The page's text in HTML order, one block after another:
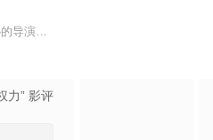
数在酒吧工作，不擅长与人打交道的
校前途。砌砖建墙，朴拙的体力劳动
面对跨越视力障碍、好不容易成为
导演朱达仁萌生拍一部《河南人在北
力” 影评